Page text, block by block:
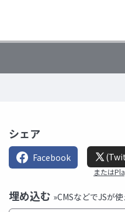
シェア
Facebook
または
埋め込む »CMSなどでJSが